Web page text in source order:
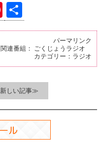
Pi
nt
er
es
t
有
パーマリンク
関連番組： ごくじょうラジオ
カテゴリー： ラジオ
新しい記事≫